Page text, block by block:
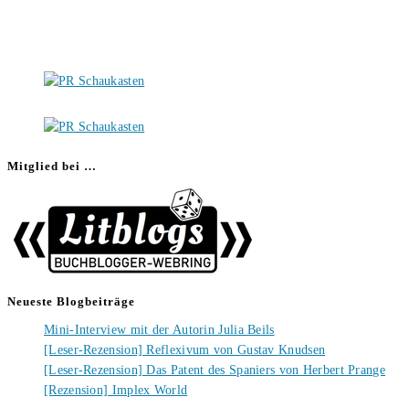
Mitglied bei …
Neueste Blogbeiträge
Mini-Interview mit der Autorin Julia Beils
[Leser-Rezension] Reflexivum von Gustav Knudsen
[Leser-Rezension] Das Patent des Spaniers von Herbert Prange
[Rezension] Implex World